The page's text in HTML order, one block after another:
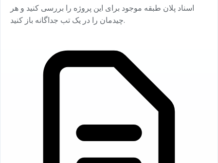
اسناد پلان طبقه موجود برای این پروژه را بررسی کنید و هر
چیدمان را در یک تب جداگانه باز کنید.